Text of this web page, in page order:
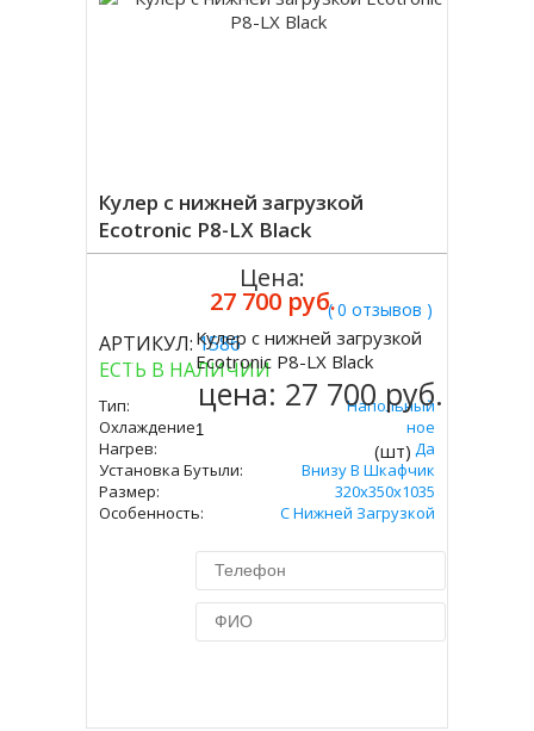
Кулер с нижней загрузкой
Ecotronic P8-LX Black
( 0 отзывов )
АРТИКУЛ:1586
ЕСТЬ В НАЛИЧИИ
Тип:
Напольный
Охлаждение:
Компрессорное
Нагрев:
Да
Установка Бутыли:
Внизу В Шкафчик
Размер:
320x350х1035
Особенность:
С Нижней Загрузкой
Цена:
27 700 руб.
Купить
Кулер с нижней загрузкой
Ecotronic P8-LX Black
цена: 27 700 руб.
(шт)